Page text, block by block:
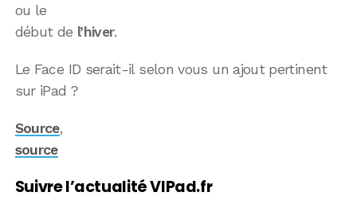
ou le
début de l’hiver.
Le Face ID serait-il selon vous un ajout pertinent
sur iPad ?
Source,
source
Suivre l’actualité VIPad.fr